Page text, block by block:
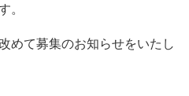
。
めて募集のお知らせをいたし